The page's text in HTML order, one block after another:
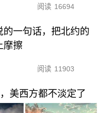
阅读 16694
的一句话，把北约的
摩擦
阅读 11903
美西方都不淡定了